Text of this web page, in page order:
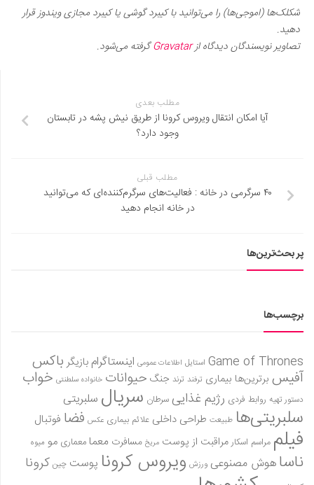
شکلک‌ها (اموجی‌ها) را می‌توانید با کیبرد گوشی یا کیبرد مجازی ویندوز قرار
دهید.
تصاویر نویسندگان دیدگاه ازGravatarگرفته می‌شود.
مطلب بعدی
آیا امکان انتقال ویروس کرونا از طریق نیش پشه در تابستان
وجود دارد؟
مطلب قبلی
۴۰ سرگرمی در خانه : فعالیت‌های سرگرم‌کننده‌ای که می‌توانید
در خانه انجام دهید
پر بحث‌ترین‌ها
برچسب‌ها
Game of Thrones استایل اطلاعات عمومی اینستاگرام بازیگر باکس
آفیس برترین‌ها بیماری ترفند ترند جنگ حیوانات خانواده سلطنتی خواب
دستور تهیه روابط فردی رژیم غذاییسرطان سریال سلبریتی
سلبریتی‌ها طبیعت طراحی داخلی علائم بیماری عکس فضا فوتبال
فیلم مراسم اسکارمراقبت از پوست مریخ مسافرت معمامعماری مو میوه
ناساهوش مصنوعی ورزش ویروس کرونا پوست چین کرونا